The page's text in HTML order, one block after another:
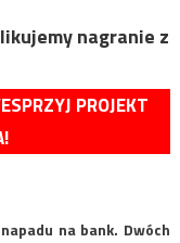
nagranie z
PROJEKT
na bank. Dwóch